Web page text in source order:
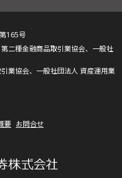
165号
二種金融商品取引業協会、一般社
業協会、一般社団法人 資産運用業
要 お問合せ